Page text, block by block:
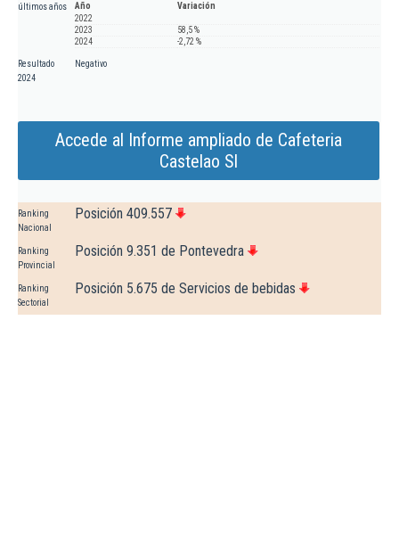
últimos años
Año
Variación
2022
2023
58,5 %
2024
-2,72 %
Resultado
2024
Negativo
Accede al Informe ampliado de Cafeteria
Castelao Sl
Ranking
Nacional
Posición 409.557
Ranking
Provincial
Posición 9.351 de Pontevedra
Ranking
Sectorial
Posición 5.675 de Servicios de bebidas